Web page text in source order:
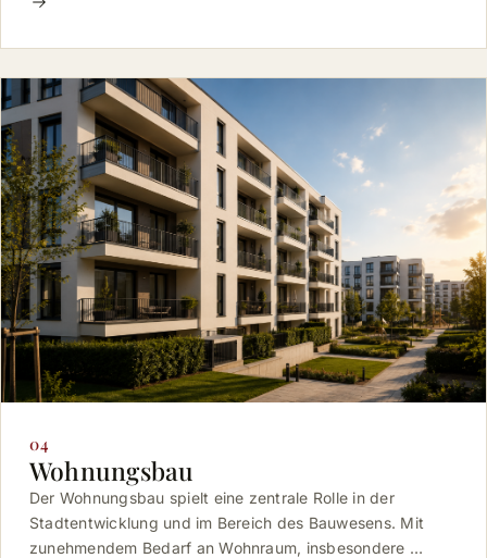
04
Wohnungsbau
Der Wohnungsbau spielt eine zentrale Rolle in der
Stadtentwicklung und im Bereich des Bauwesens. Mit
zunehmendem Bedarf an Wohnraum, insbesondere …